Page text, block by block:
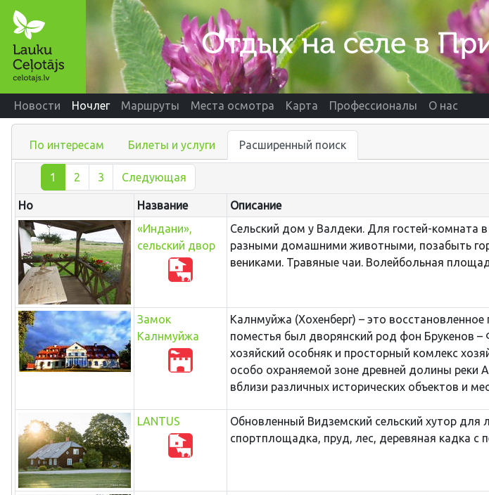
Новости Ночлег Маршруты Места осмотра Карта Профессионалы О нас
По интересам Билеты и услуги Расширенный поиск
1 2 3 Следующая
Нo Название
Описание
«Индани»,
сельский двор
Сельский дом у Валдеки. Для гостей-комната
разными домашними животными, позабыть
вениками. Травяные чаи. Волейбольная
Замок
Калнмуйжа
Калнмуйжа (Хохенберг) – это
поместья был дворянский род фон Брукенов
хозяйский особняк и просторный комлекс
особо охраняемой зоне древней долины реки
вблизи различных исторических объектов и
LANTUS
Обновленный Видземский сельский хутор
спортплощадка, пруд, лес, деревяная кадка